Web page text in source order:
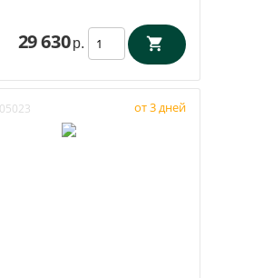
29 630 р.
от 3 дней